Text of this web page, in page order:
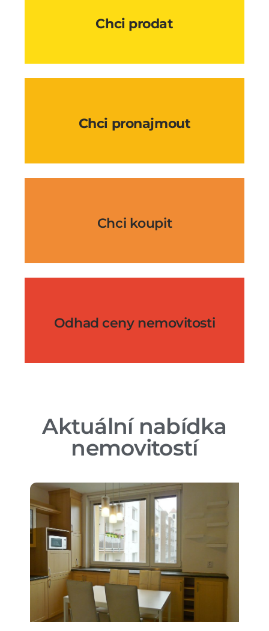
Chci prodat
Chci pronajmout
Chci koupit
Odhad ceny nemovitosti
Aktuální nabídka
nemovitostí